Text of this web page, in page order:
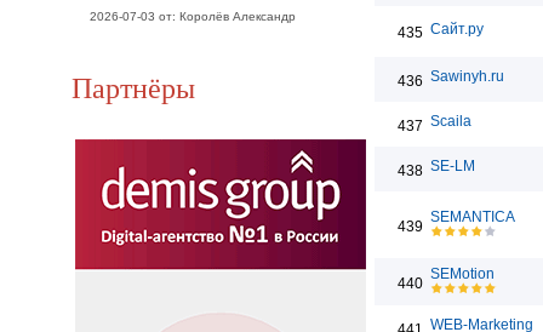
2026-07-03 от: Королёв Александр
Партнёры
435 Сайт.ру
436 Sawinyh.ru
437 Scaila
438 SE-LM
439
SEMANTICA
440
SEMotion
WEB-Marketing